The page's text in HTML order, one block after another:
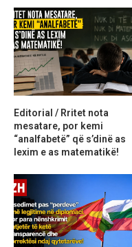
Editorial / Rritet nota
mesatare, por kemi
“analfabetë” që s’dinë as
lexim e as matematikë!